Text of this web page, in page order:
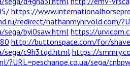
https://
redirect/nathanmyhrvold.com/
sega/byi0saw.html https://
http://buttonspace.com/for/
sega/c9h3tqd.html https://
?URL=peschanoe.co.ua/sega/